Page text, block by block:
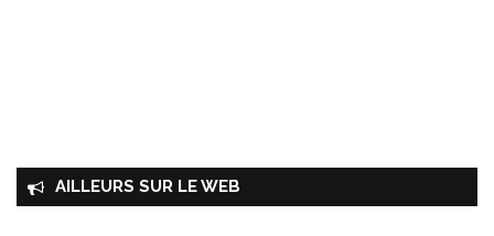
AILLEURS SUR LE WEB